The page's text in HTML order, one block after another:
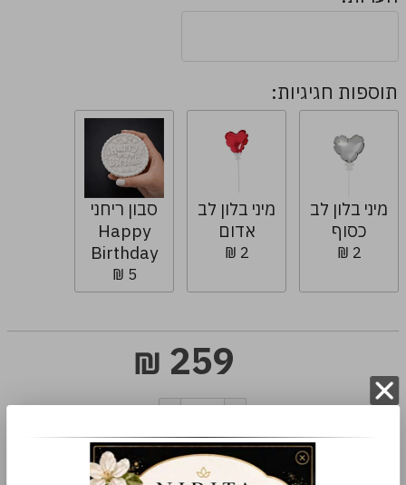
תוספות חגיגיות:
מיני בלון לב
כסוף
2 ₪
מיני בלון לב
אדום
2 ₪
סבון ריחני
Happy
Birthday
5 ₪
259
₪
הוספה לסל